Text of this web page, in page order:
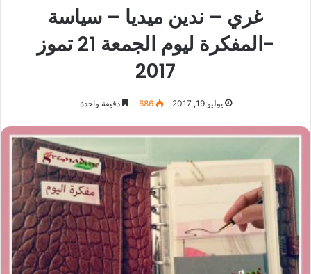
غري – ندين ميديا – سياسة
-المفكرة ليوم الجمعة 21 تموز
2017
يوليو 19, 2017 686 دقيقة واحدة